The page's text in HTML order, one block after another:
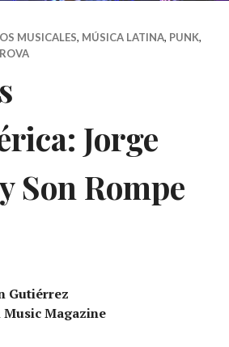
MUSICALES, MÚSICA LATINA, PUNK,
Jorge
Son Rompe
Gutiérrez
Magazine